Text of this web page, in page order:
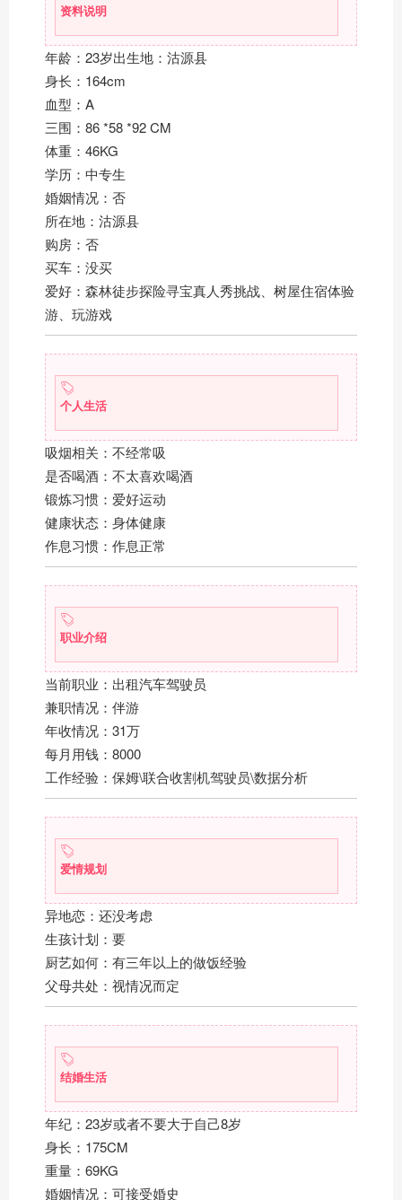
资料说明
年龄：23岁出生地：沽源县
身长：164cm
血型：A
三围：86 *58 *92 CM
体重：46KG
学历：中专生
婚姻情况：否
所在地：沽源县
购房：否
买车：没买
爱好：森林徒步探险寻宝真人秀挑战、树屋住宿体验
游、玩游戏
个人生活
吸烟相关：不经常吸
是否喝酒：不太喜欢喝酒
锻炼习惯：爱好运动
健康状态：身体健康
作息习惯：作息正常
职业介绍
当前职业：出租汽车驾驶员
兼职情况：伴游
年收情况：31万
每月用钱：8000
工作经验：保姆\联合收割机驾驶员\数据分析
爱情规划
异地恋：还没考虑
生孩计划：要
厨艺如何：有三年以上的做饭经验
父母共处：视情况而定
结婚生活
年纪：23岁或者不要大于自己8岁
身长：175CM
重量：69KG
婚姻情况：可接受婚史